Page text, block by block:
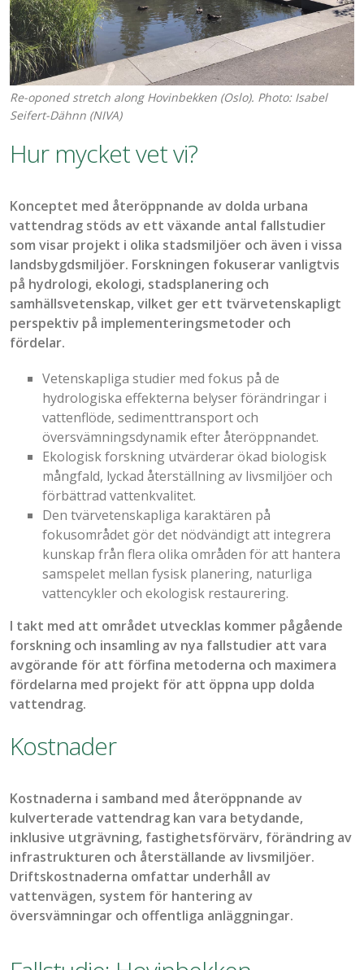
Re-oponed stretch along Hovinbekken (Oslo). Photo: Isabel
Seifert-Dähnn (NIVA)
Hur mycket vet vi?
Konceptet med återöppnande av dolda urbana
vattendrag stöds av ett växande antal fallstudier
som visar projekt i olika stadsmiljöer och även i vissa
landsbygdsmiljöer. Forskningen fokuserar vanligtvis
på hydrologi, ekologi, stadsplanering och
samhällsvetenskap, vilket ger ett tvärvetenskapligt
perspektiv på implementeringsmetoder och
fördelar.
Vetenskapliga studier med fokus på de
hydrologiska effekterna belyser förändringar i
vattenflöde, sedimenttransport och
översvämningsdynamik efteråteröppnandet.
Ekologisk forskning utvärderar ökad biologisk
mångfald, lyckad återställning av livsmiljöer och
förbättrad vattenkvalitet.
Den tvärvetenskapliga karaktären på
fokusområdet gör det nödvändigt att integrera
kunskap från flera olika områden för att hantera
samspelet mellan fysisk planering, naturliga
vattencykleroch ekologisk restaurering.
I takt med att området utvecklas kommer pågående
forskning och insamling av nya fallstudier att vara
avgörande för att förfina metoderna och maximera
fördelarna med projekt för att öppna upp dolda
vattendrag.
Kostnader
Kostnaderna i samband med återöppnande av
kulverterade vattendrag kan vara betydande,
inklusive utgrävning, fastighetsförvärv, förändring av
infrastrukturen och återställande av livsmiljöer.
Driftskostnaderna omfattar underhåll av
vattenvägen, system för hantering av
översvämningar och offentliga anläggningar.